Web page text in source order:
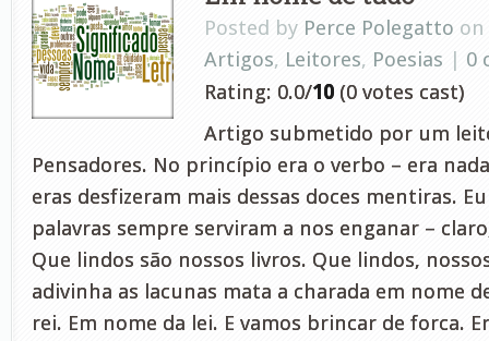
Posted by Perce Polegatto on
Artigos, Leitores, Poesias | 0
Rating: 0.0/10 (0 votes cast)
Artigo submetido por um
Pensadores. No princípio era o verbo – era
eras desfizeram mais dessas doces mentiras.
palavras sempre serviram a nos enganar –
Que lindos são nossos livros. Que lindos,
adivinha as lacunas mata a charada em nome
rei. Em nome da lei. E vamos brincar de forca.